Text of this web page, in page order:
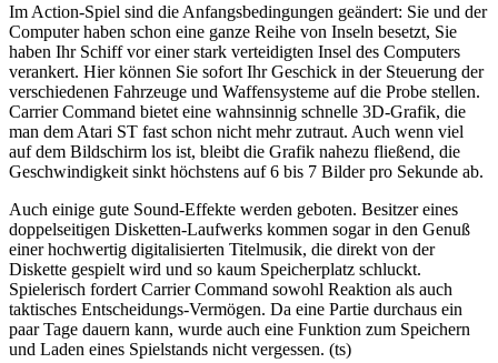
Im Action-Spiel sind die Anfangsbedingungen geändert: Sie und der
Computer haben schon eine ganze Reihe von Inseln besetzt, Sie
haben Ihr Schiff vor einer stark verteidigten Insel des Computers
verankert. Hier können Sie sofort Ihr Geschick in der Steuerung der
verschiedenen Fahrzeuge und Waffensysteme auf die Probe stellen.
Carrier Command bietet eine wahnsinnig schnelle 3D-Grafik, die
man dem Atari ST fast schon nicht mehr zutraut. Auch wenn viel
auf dem Bildschirm los ist, bleibt die Grafik nahezu fließend, die
Geschwindigkeit sinkt höchstens auf 6 bis 7 Bilder pro Sekunde ab.
Auch einige gute Sound-Effekte werden geboten. Besitzer eines
doppelseitigen Disketten-Laufwerks kommen sogar in den Genuß
einer hochwertig digitalisierten Titelmusik, die direkt von der
Diskette gespielt wird und so kaum Speicherplatz schluckt.
Spielerisch fordert Carrier Command sowohl Reaktion als auch
taktisches Entscheidungs-Vermögen. Da eine Partie durchaus ein
paar Tage dauern kann, wurde auch eine Funktion zum Speichern
und Laden eines Spielstands nicht vergessen. (ts)